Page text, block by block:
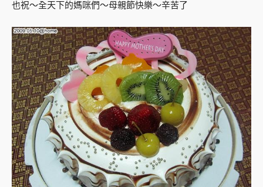
也祝～全天下的媽咪們～母親節快樂～辛苦了